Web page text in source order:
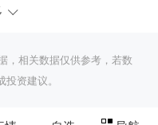
，相关数据仅供参考，若数
资建议。